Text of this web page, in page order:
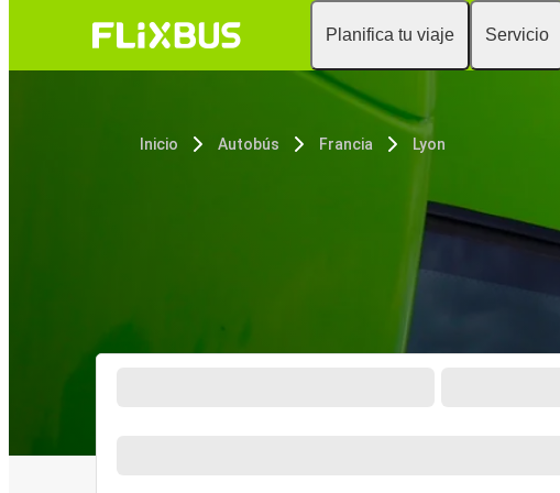
Planifica tu viaje Servicio
Inicio Autobús Francia Lyon